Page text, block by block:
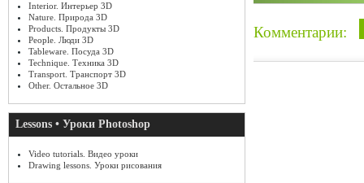
Interior. Интерьер 3D
Nature. Природа 3D
Products. Продукты 3D
People. Люди 3D
Tableware. Посуда 3D
Technique. Техника 3D
Transport. Транспорт 3D
Other. Остальное 3D
Lessons • Уроки Photoshop
Video tutorials. Видео уроки
Drawing lessons. Уроки рисования
Комментарии: